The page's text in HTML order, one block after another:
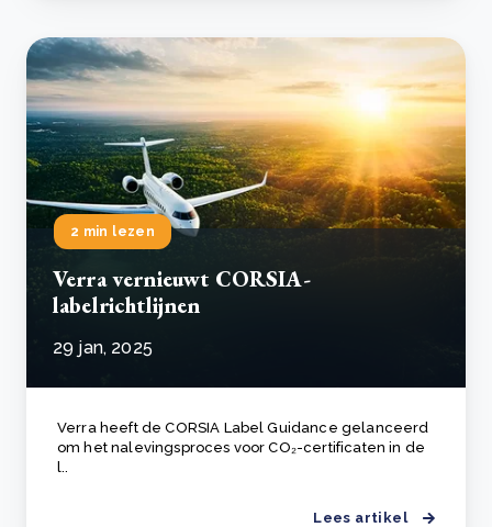
2 min lezen
Verra vernieuwt CORSIA-
labelrichtlijnen
29 jan, 2025
Verra heeft de CORSIA Label Guidance gelanceerd
om het nalevingsproces voor CO₂-certificaten in de
l..
Lees artikel